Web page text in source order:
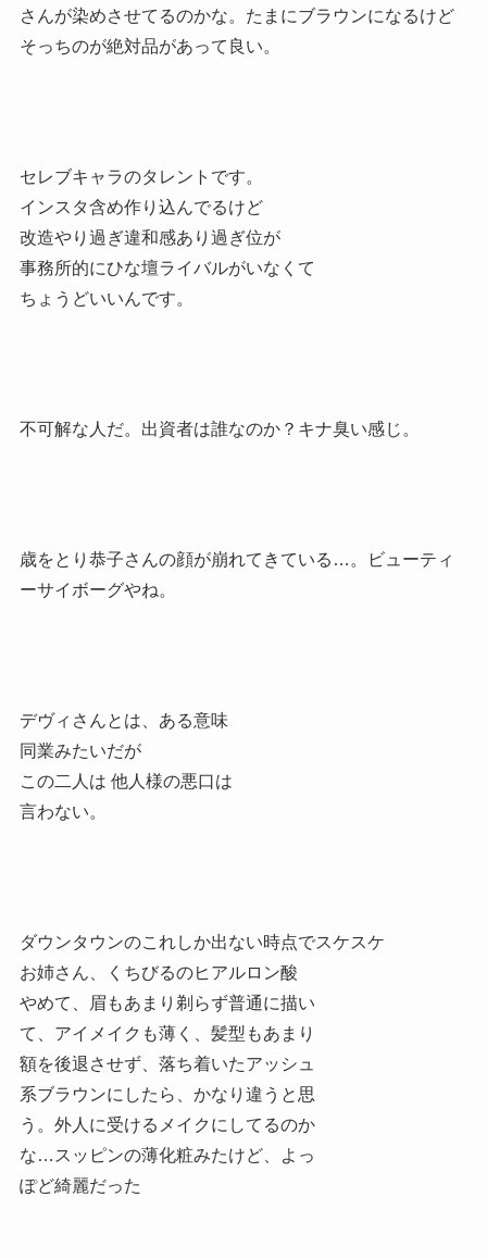
さんが染めさせてるのかな。たまにブラウンになるけど
そっちのが絶対品があって良い。
セレブキャラのタレントです。
インスタ含め作り込んでるけど
改造やり過ぎ違和感あり過ぎ位が
事務所的にひな壇ライバルがいなくて
ちょうどいいんです。
不可解な人だ。出資者は誰なのか？キナ臭い感じ。
歳をとり恭子さんの顔が崩れてきている…。ビューティ
ーサイボーグやね。
デヴィさんとは、ある意味
同業みたいだが
この二人は 他人様の悪口は
言わない。
ダウンタウンのこれしか出ない時点でスケスケ
お姉さん、くちびるのヒアルロン酸
やめて、眉もあまり剃らず普通に描い
て、アイメイクも薄く、髪型もあまり
額を後退させず、落ち着いたアッシュ
系ブラウンにしたら、かなり違うと思
う。外人に受けるメイクにしてるのか
な…スッピンの薄化粧みたけど、よっ
ぽど綺麗だった